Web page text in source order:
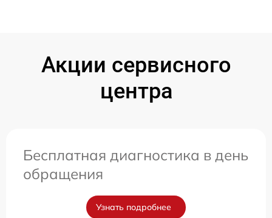
Акции сервисного
центра
Бесплатная диагностика в день
обращения
Узнать подробнее